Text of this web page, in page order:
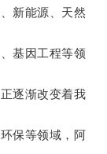
新能源、天然
基因工程等领
逐渐改变着我
保等领域，阿